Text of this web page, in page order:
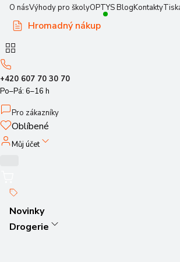
O násVýhody pro školyOPTYS BlogKontakty
Hromadný nákup
+420 607 70 30 70
Po–Pá: 6–16 h
Pro zákazníky
Oblíbené
Můj účet
Novinky
Drogerie